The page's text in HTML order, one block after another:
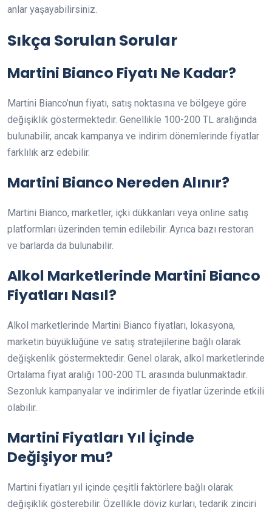
anlar yaşayabilirsiniz.
Sıkça Sorulan Sorular
Martini Bianco Fiyatı Ne Kadar?
Martini Bianco’nun fiyatı, satış noktasına ve bölgeye göre
değişiklik göstermektedir. Genellikle 100-200 TL aralığında
bulunabilir, ancak kampanya ve indirim dönemlerinde fiyatlar
farklılık arz edebilir.
Martini Bianco Nereden Alınır?
Martini Bianco, marketler, içki dükkanları veya online satış
platformları üzerinden temin edilebilir. Ayrıca bazı restoran
ve barlarda da bulunabilir.
Alkol Marketlerinde Martini Bianco
Fiyatları Nasıl?
Alkol marketlerinde Martini Bianco fiyatları, lokasyona,
marketin büyüklüğüne ve satış stratejilerine bağlı olarak
değişkenlik göstermektedir. Genel olarak, alkol marketlerinde
Ortalama fiyat aralığı 100-200 TL arasında bulunmaktadır.
Sezonluk kampanyalar ve indirimler de fiyatlar üzerinde etkili
olabilir.
Martini Fiyatları Yıl İçinde
Değişiyor mu?
Martini fiyatları yıl içinde çeşitli faktörlere bağlı olarak
değişiklik gösterebilir. Özellikle döviz kurları, tedarik zinciri